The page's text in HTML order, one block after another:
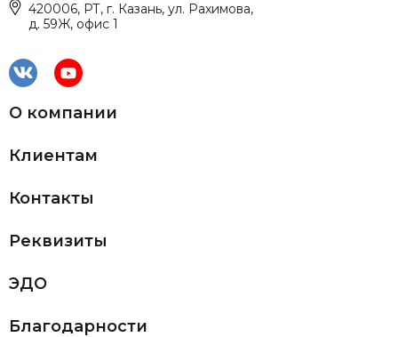
420006, РТ, г. Казань, ул. Рахимова,
д. 59Ж, офис 1
О компании
Клиентам
Контакты
Реквизиты
ЭДО
Благодарности